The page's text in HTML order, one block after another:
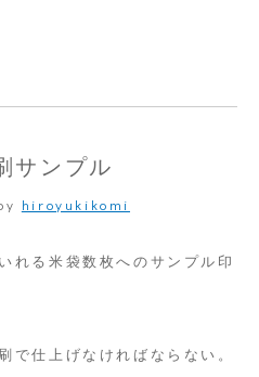
サンプル
hiroyukikomi
れる米袋数枚へのサンプル印
で仕上げなければならない。